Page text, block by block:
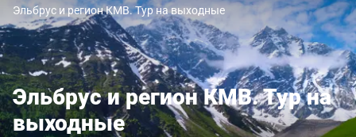
Эльбрус и регион КМВ. Тур на выходные
Эльбрус и регион КМВ. Тур на
выходные